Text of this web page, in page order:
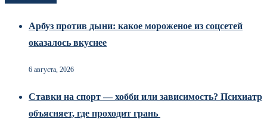
Арбуз против дыни: какое мороженое из соцсетей
оказалось вкуснее
6 августа, 2026
Ставки на спорт — хобби или зависимость? Психиатр
объясняет, где проходит грань